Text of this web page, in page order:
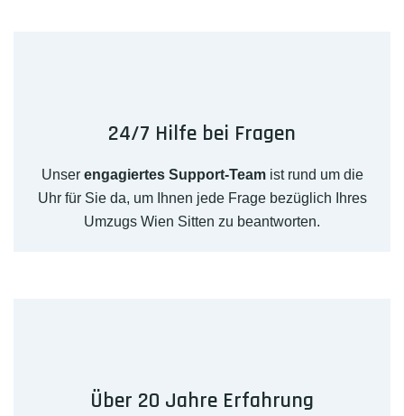
24/7 Hilfe bei Fragen
Unser engagiertes Support-Teamist rund um die
Uhr für Sie da, um Ihnen jede Frage bezüglich Ihres
Umzugs Wien Sitten zu beantworten.
Über 20 Jahre Erfahrung